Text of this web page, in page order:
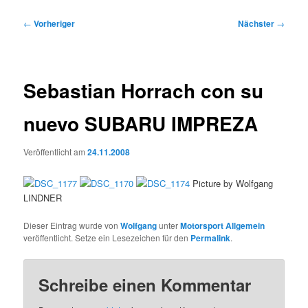
Beitragsnavigation
← Vorheriger Nächster →
Sebastian Horrach con su
nuevo SUBARU IMPREZA
Veröffentlicht am24.11.2008
Picture by Wolfgang
LINDNER
Dieser Eintrag wurde vonWolfgangunterMotorsport Allgemein
veröffentlicht. Setze ein Lesezeichen für den Permalink.
Schreibe einen Kommentar